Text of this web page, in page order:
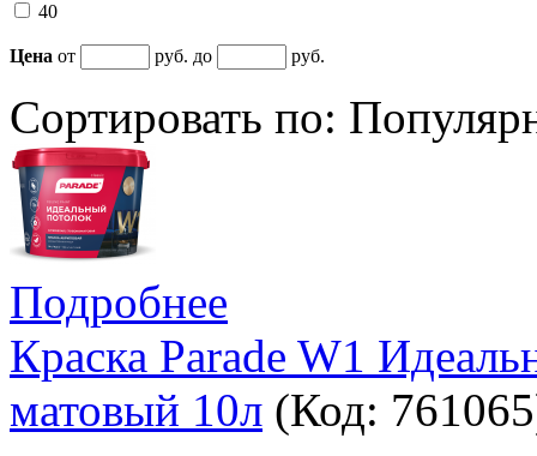
40
Цена от руб. до руб.
Сортировать по:
Подробнее
Краска Parade W1
матовый 10л (Код: 761065